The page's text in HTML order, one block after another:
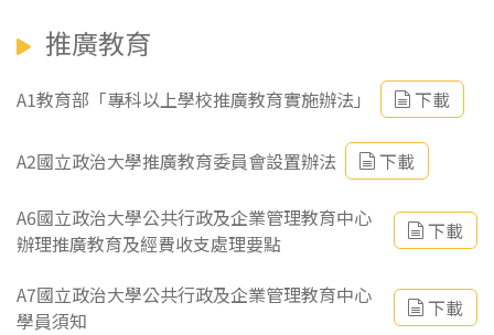
推廣教育
A1教育部「專科以上學校推廣教育實施辦法」 下載
A2國立政治大學推廣教育委員會設置辦法 下載
A6國立政治大學公共行政及企業管理教育中心
辦理推廣教育及經費收支處理要點
下載
A7國立政治大學公共行政及企業管理教育中心
學員須知
下載